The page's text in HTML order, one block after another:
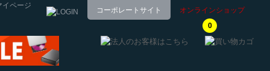
イページ
コーポレートサイト
オンラインショップ
0